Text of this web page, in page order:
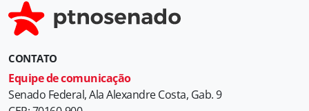
CONTATO
Equipe de comunicação
Senado Federal, Ala Alexandre Costa, Gab. 9